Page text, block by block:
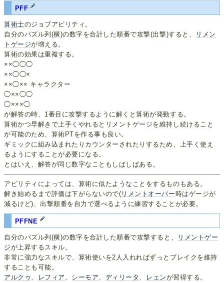
PFF
算術士のジョブアビリティ。
自分のパズル列(横)の数字を合計した順番で攻撃(出撃)すると、
リメン
トゲージが増える。
算術の効果は重複する。
××◯◯◯
××◯◯×
××◯×× キャラクター
◯××◯◯
◯×××◯
が解答の時、1番目に攻撃するように解くと算術が発動する。
算術かつ早解きで上手くやれるとリメントゲージを維持し続けること
が可能のため、算術PTを作る事も良い。
ギミックに組み込まれたりカウンターされたりするため、上手く使え
るようにすることが必要になる。
とはいえ、解答が同じ数字なこともしばしばある。
アビリティによっては、算術に似たようなことをするものもある。
解き始めるまで評価は下がらないので( リメントオーバー時はゲージが
減るけど)、出撃順番を自力で選べるように練習することが必要。
PFFNE
自分のパズル列(横)の数字を合計した順番で攻撃すると、
リメントゲー
ジが上昇するスキル。
非常に強力なスキルで、算術使いを2人入れればずっとブレイクを維持
することも可能。
アルクゥ 、 レフィア 、 シーモア、 ディリータ 、 レェンが習得する。